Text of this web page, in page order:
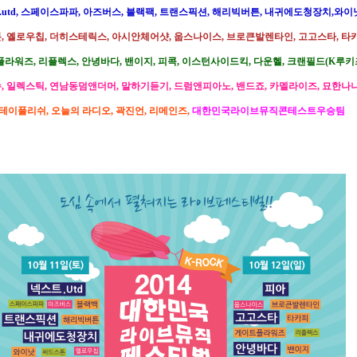
스페이스파파, 아즈버스, 블랙팩, 트랜스픽션, 해리빅버튼, 내귀에도청장치,와이
옐로우칩, 더히스테릭스, 아시안체어샷, 웁스나이스, 브로큰발렌타인, 고고스타, 타
라워즈, 리플렉스, 안녕바다, 밴이지, 피콕, 이스턴사이드킥, 다운헬, 크랜필드(K루키
일렉스틱, 연남동덤앤더머, 말하기듣기, 드럼앤피아노, 밴드죠, 카멜라이즈, 묘한나
이풀리쉬, 오늘의 라디오, 곽진언, 리메인즈, 대한민국라이브뮤직콘테스트우승팀